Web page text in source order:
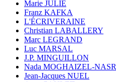
Marie JULIE
Franz KAFKA
L'ÉCRIVERAINE
Christian LABALLERY
Marc LEGRAND
Luc MARSAL
J.P. MINGUILLON
Nada MOGHAIZEL-NASR
Jean-Jacques NUEL